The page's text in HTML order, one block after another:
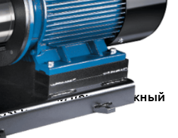
центробежный